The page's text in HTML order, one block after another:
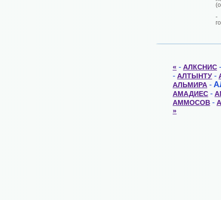
-
« - АЛКСНИС
- АЛТЫНТУ -
АЛЬМИРА -
АМАДИЕС -
АММОСОВ -
»